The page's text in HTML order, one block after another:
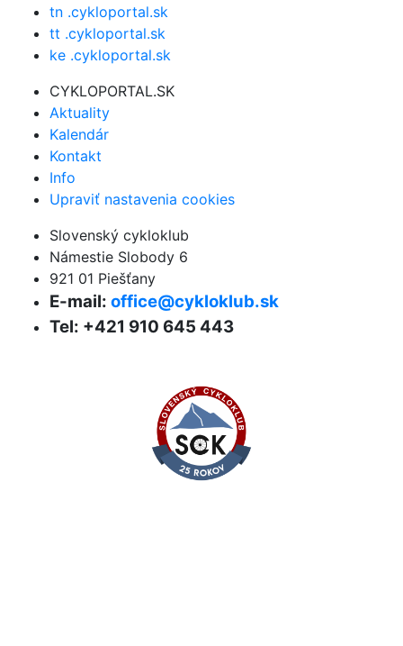
tn .cykloportal.sk
tt .cykloportal.sk
ke .cykloportal.sk
CYKLOPORTAL.SK
Aktuality
Kalendár
Kontakt
Info
Upraviť nastavenia cookies
Slovenský cykloklub
Námestie Slobody 6
921 01 Piešťany
E-mail: office@cykloklub.sk
Tel: +421 910 645 443